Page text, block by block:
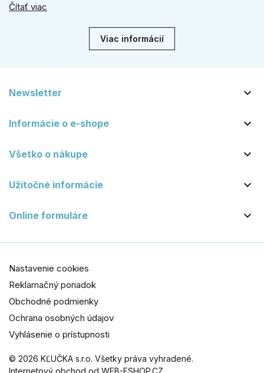
vydrží roky. Zabezpečte svoj vstup kvalitou, ktorá prežije
Čítať viac
Viac informácií
Newsletter 
Informácie o e-shope 
Všetko o nákupe 
Užitočné informácie 
Online formuláre 
© 2026 KĽUČKA s.r.o. Všetky práva vyhradené.
Internetový obchod od WEB-ESHOP.CZ
Nastavenie cookies
Reklamačný poriadok
Obchodné podmienky
Ochrana osobných údajov
Vyhlásenie o prístupnosti